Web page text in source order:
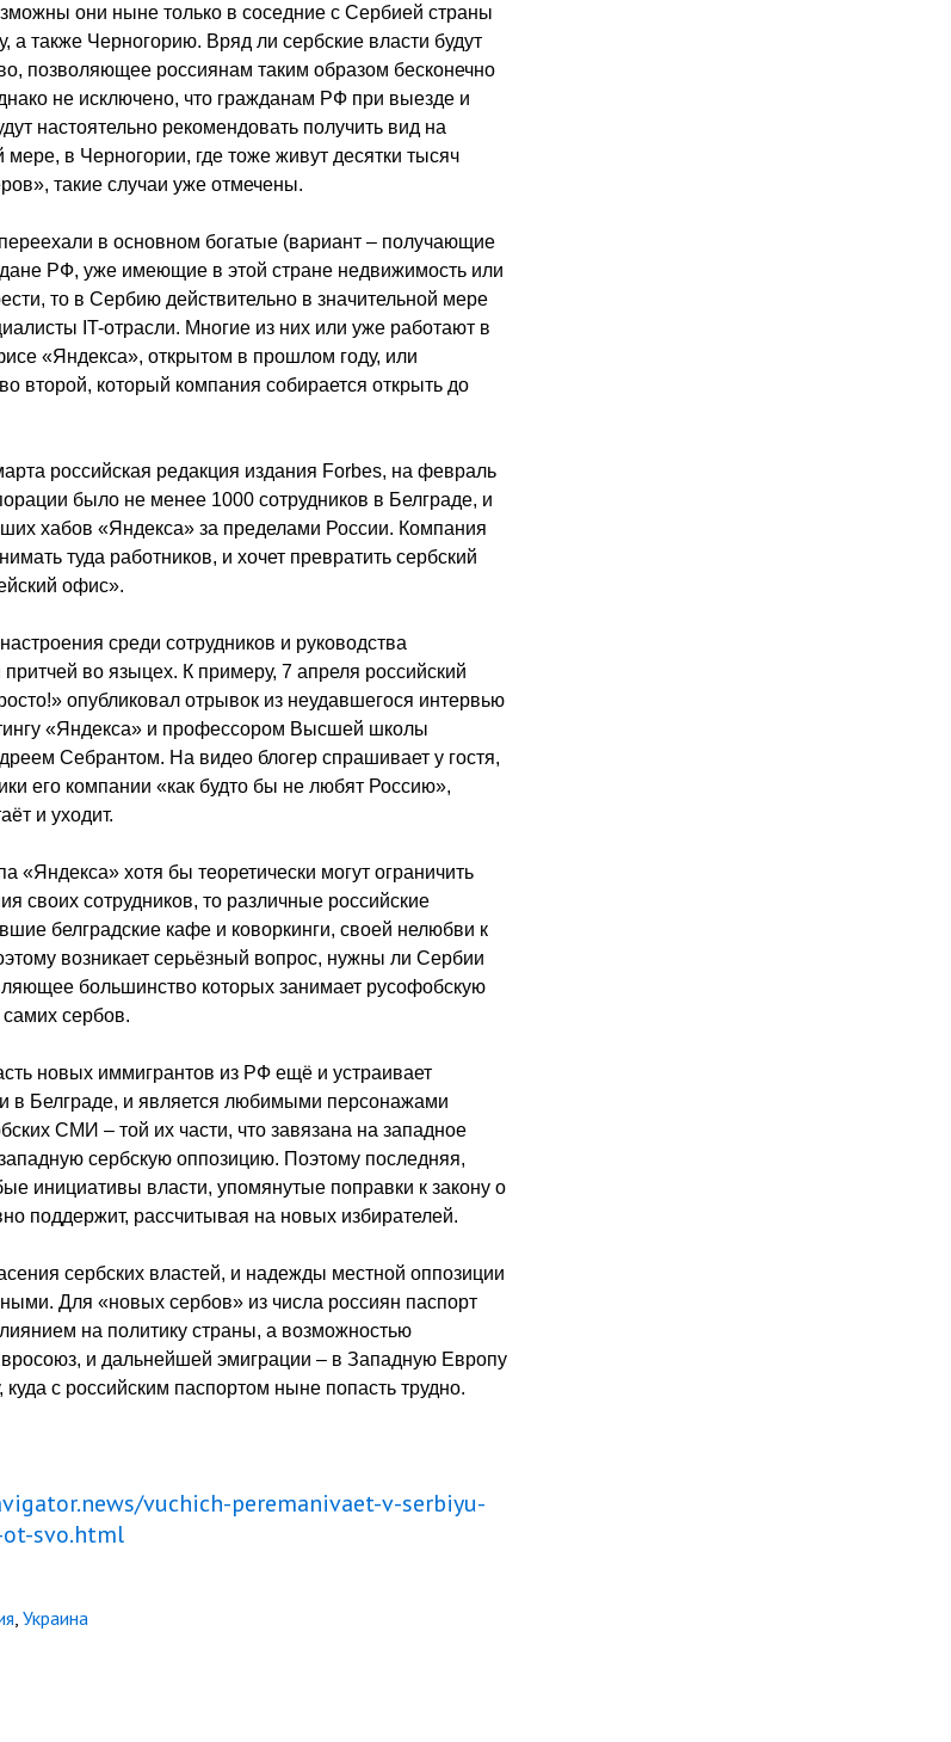
они ныне только в соседние с Сербией страны
а также Черногорию. Вряд ли сербские власти будут
позволяющее россиянам таким образом бесконечно
не исключено, что гражданам РФ при выезде и
настоятельно рекомендовать получить вид на
мере, в Черногории, где тоже живут десятки тысяч
такие случаи уже отмечены.
в основном богатые (вариант – получающие
РФ, уже имеющие в этой стране недвижимость или
то в Сербию действительно в значительной мере
IT-отрасли. Многие из них или уже работают в
«Яндекса», открытом в прошлом году, или
второй, который компания собирается открыть до
российская редакция издания Forbes, на февраль
было не менее 1000 сотрудников в Белграде, и
хабов «Яндекса» за пределами России. Компания
туда работников, и хочет превратить сербский
офис».
среди сотрудников и руководства
во языцех. К примеру, 7 апреля российский
опубликовал отрывок из неудавшегося интервью
«Яндекса» и профессором Высшей школы
Себрантом. На видео блогер спрашивает у гостя,
его компании «как будто бы не любят Россию»,
и уходит.
«Яндекса» хотя бы теоретически могут ограничить
своих сотрудников, то различные российские
белградские кафе и коворкинги, своей нелюбви к
возникает серьёзный вопрос, нужны ли Сербии
большинство которых занимает русофобскую
сербов.
новых иммигрантов из РФ ещё и устраивает
в Белграде, и является любимыми персонажами
СМИ – той их части, что завязана на западное
сербскую оппозицию. Поэтому последняя,
инициативы власти, упомянутые поправки к закону о
поддержит, рассчитывая на новых избирателей.
сербских властей, и надежды местной оппозиции
Для «новых сербов» из числа россиян паспорт
на политику страны, а возможностью
и дальнейшей эмиграции – в Западную Европу
с российским паспортом ныне попасть трудно.
vuchich-peremanivaet-v-serbiyu-
svo.html
, Украина